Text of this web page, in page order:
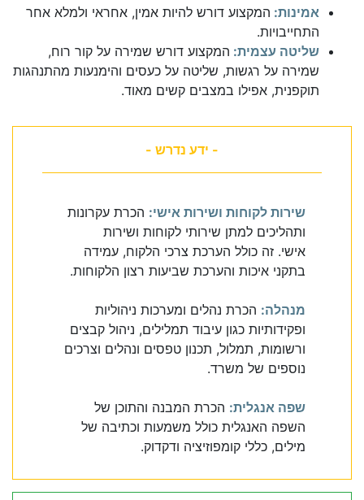
אמינות: המקצוע דורש להיות אמין, אחראי ולמלא אחר
התחייבויות.
שליטה עצמית: המקצוע דורש שמירה על קור רוח,
שמירה על רגשות, שליטה על כעסים והימנעות מהתנהגות
תוקפנית, אפילו במצבים קשים מאוד.
- ידע נדרש -
שירות לקוחות ושירות אישי: הכרת עקרונות
ותהליכים למתן שירותי לקוחות ושירות
אישי. זה כולל הערכת צרכי הלקוח, עמידה
בתקני איכות והערכת שביעות רצון הלקוחות.
מנהלה: הכרת נהלים ומערכות ניהוליות
ופקידותיות כגון עיבוד תמלילים, ניהול קבצים
ורשומות, תמלול, תכנון טפסים ונהלים וצרכים
נוספים של משרד.
שפה אנגלית: הכרת המבנה והתוכן של
השפה האנגלית כולל משמעות וכתיבה של
מילים, כללי קומפוזיציה ודקדוק.